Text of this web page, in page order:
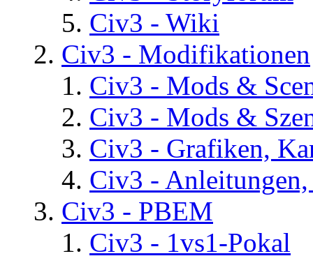
Civ3 - Wiki
Civ3 - Modifikationen
Civ3 - Mods &
Civ3 - Mods &
Civ3 - Grafiken,
Civ3 -
Civ3 - PBEM
Civ3 - 1vs1-Pokal